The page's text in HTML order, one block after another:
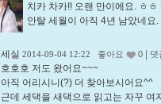
치카 차카!! 오랜 만이에요. ㅎ
안탈 세월이 아직 4년 남았네요.
세실 2014-09-04 12:22 좋아요 0 댓
호호호 저도 왔어요~~~
아직 어리시니(?) 더 찾아보시어요^^
근데 세댁을 새댁으로 읽고는 자꾸 여